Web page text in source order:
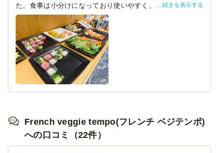
た。食事は小分けになっており使いやすく、とはいえ全て
が個包装になっているわけでもないのでシェアしやすい塩
梅がとてもありがたかったです。今回の選定では、食事の
バランスというか健康に良さそうかどうかという点を重視
して選ばせていただきましたが、非常に満足度が高かった
です。男性がほとんどでしたが皆さん満足しておられ、か
つ野菜が多くて色合いが綺麗で華やかな時間を過ごす助け
をしていただけました。ありがとうございました。
続きを表示する
French veggie tempo(フレンチ ベジテンポ)
への口コミ（22件）